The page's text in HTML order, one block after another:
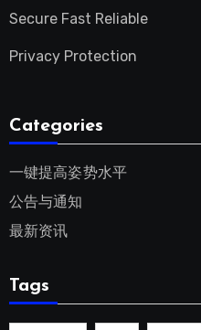
Secure Fast Reliable
Privacy Protection
Categories
一键提高姿势水平
公告与通知
最新资讯
Tags